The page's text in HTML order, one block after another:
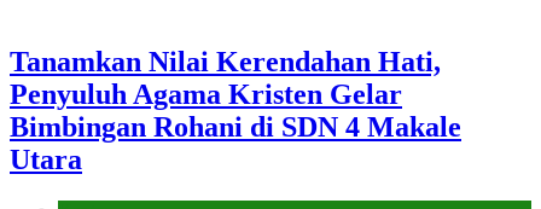
Tanamkan Nilai Kerendahan Hati,
Penyuluh Agama Kristen Gelar
Bimbingan Rohani di SDN 4 Makale
Utara